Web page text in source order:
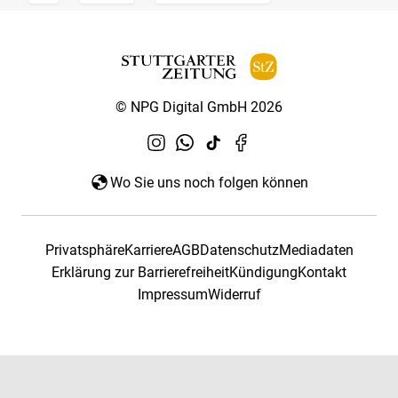
© NPG Digital GmbH 2026
Wo Sie uns noch folgen können
PrivatsphäreKarriereAGBDatenschutzMediadaten
Erklärung zur BarrierefreiheitKündigungKontakt
ImpressumWiderruf